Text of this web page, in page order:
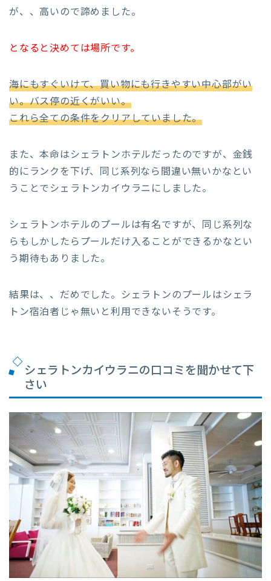
が、、高いので諦めました。
となると決めては場所です。
海にもすぐいけて、買い物にも行きやすい中心部がい
い。バス停の近くがいい。
これら全ての条件をクリアしていました。
また、本命はシェラトンホテルだったのですが、金銭
的にランクを下げ、同じ系列なら間違い無いかなとい
うことでシェラトンカイウラニにしました。
シェラトンホテルのプールは有名ですが、同じ系列な
らもしかしたらプールだけ入ることができるかなとい
う期待もありました。
結果は、、だめでした。シェラトンのプールはシェラ
トン宿泊者じゃ無いと利用できないそうです。
シェラトンカイウラニの口コミを聞かせて下
さい